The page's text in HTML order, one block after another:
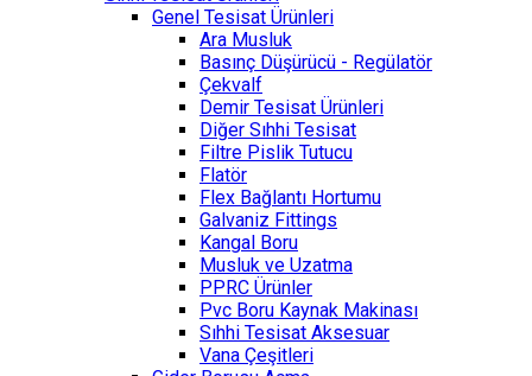
Genel Tesisat Ürünleri
Ara Musluk
Basınç Düşürücü - Regülatör
Çekvalf
Demir Tesisat Ürünleri
Diğer Sıhhi Tesisat
Filtre Pislik Tutucu
Flatör
Flex Bağlantı Hortumu
Galvaniz Fittings
Kangal Boru
Musluk ve Uzatma
PPRC Ürünler
Pvc Boru Kaynak Makinası
Sıhhi Tesisat Aksesuar
Vana Çeşitleri